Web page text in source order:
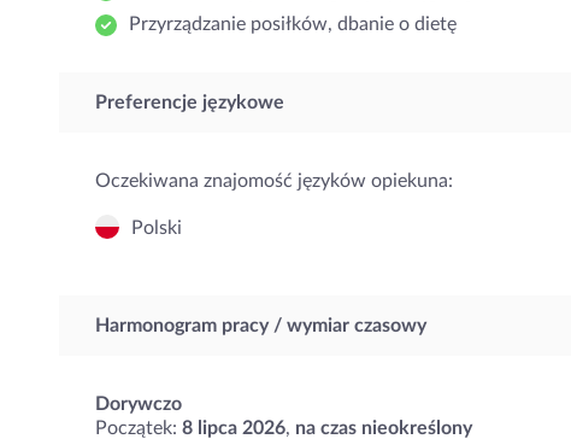
Przyrządzanie posiłków, dbanie o dietę
Preferencje językowe
Oczekiwana znajomość języków opiekuna:
Polski
Harmonogram pracy / wymiar czasowy
Dorywczo
Początek: 8 lipca 2026, na czas nieokreślony